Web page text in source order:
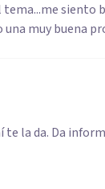
siento
muy buena
la da. Da